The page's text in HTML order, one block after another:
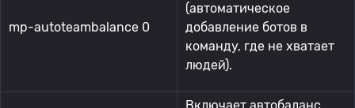
mp-autoteambalance 0
(автоматическое
добавление ботов в
команду, где не хватает
людей).